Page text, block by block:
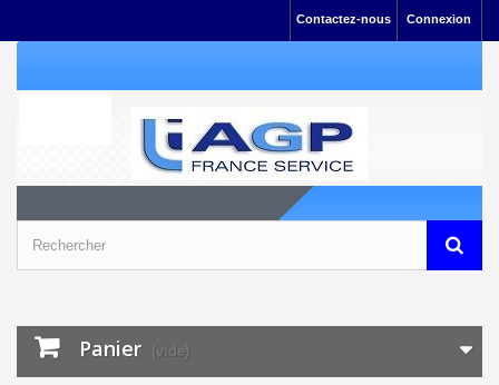
Connexion
Contactez-nous
Panier (vide)